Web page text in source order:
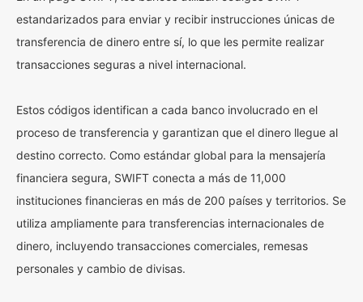
estandarizados para enviar y recibir instrucciones únicas de
transferencia de dinero entre sí, lo que les permite realizar
transacciones seguras a nivel internacional.
Estos códigos identifican a cada banco involucrado en el
proceso de transferencia y garantizan que el dinero llegue al
destino correcto. Como estándar global para la mensajería
financiera segura, SWIFT conecta a más de 11,000
instituciones financieras en más de 200 países y territorios. Se
utiliza ampliamente para transferencias internacionales de
dinero, incluyendo transacciones comerciales, remesas
personales y cambio de divisas.